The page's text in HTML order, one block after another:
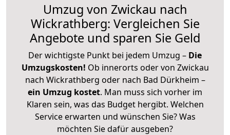
Umzug von Zwickau nach
Wickrathberg: Vergleichen Sie
Angebote und sparen Sie Geld
Der wichtigste Punkt bei jedem Umzug – Die
Umzugskosten! Ob innerorts oder von Zwickau
nach Wickrathberg oder nach Bad Dürkheim –
ein Umzug kostet. Man muss sich vorher im
Klaren sein, was das Budget hergibt. Welchen
Service erwarten und wünschen Sie? Was
möchten Sie dafür ausgeben?